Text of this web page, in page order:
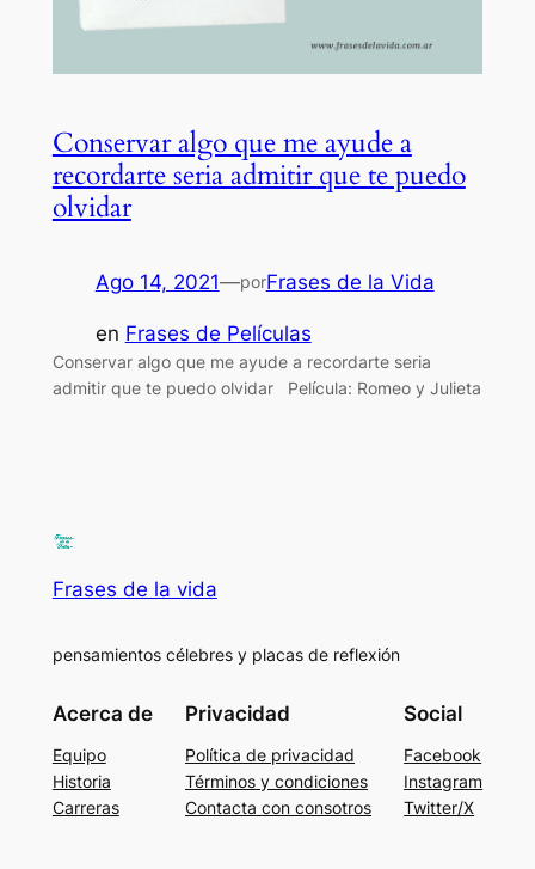
Conservar algo que me ayude a
recordarte seria admitir que te puedo
olvidar
Ago 14, 2021—porFrases de la Vida
en Frases de Películas
Conservar algo que me ayude a recordarte seria
admitir que te puedo olvidar Película: Romeo y Julieta
Frases de la vida
pensamientos célebres y placas de reflexión
Acerca de
Equipo
Historia
Carreras
Privacidad
Política de privacidad
Términos y condiciones
Contacta con consotros
Social
Facebook
Instagram
Twitter/X